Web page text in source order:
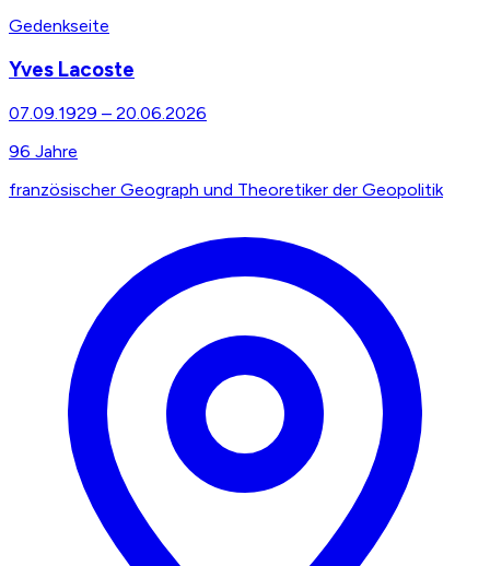
Gedenkseite
Yves Lacoste
07.09.1929 – 20.06.2026
96 Jahre
französischer Geograph und Theoretiker der Geopolitik